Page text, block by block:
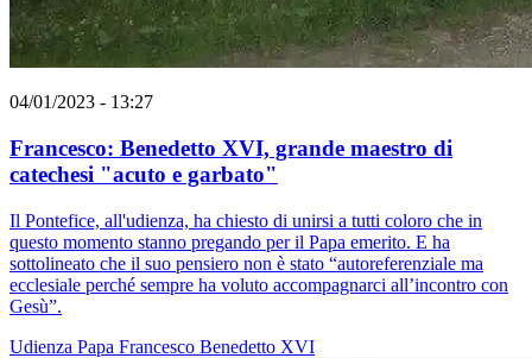
04/01/2023 - 13:27
Francesco: Benedetto XVI, grande maestro di
catechesi "acuto e garbato"
Il Pontefice, all'udienza, ha chiesto di unirsi a tutti coloro che in
questo momento stanno pregando per il Papa emerito. E ha
sottolineato che il suo pensiero non è stato “autoreferenziale ma
ecclesiale perché sempre ha voluto accompagnarci all’incontro con
Gesù”.
Udienza Papa Francesco Benedetto XVI